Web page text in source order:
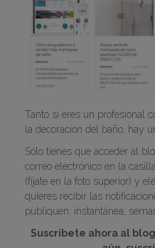
Tanto si eres un profesional
la decoración del baño, hay
Sólo tienes que acceder al
correo electrónico en la
(fíjate en la foto superior) y
quieres recibir las
publiquen: instantánea,
Suscríbete ahora al